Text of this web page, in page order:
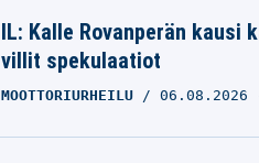
IL: Kalle Rovanperän kausi
villit spekulaatiot
MOOTTORIURHEILU 06.08.2026